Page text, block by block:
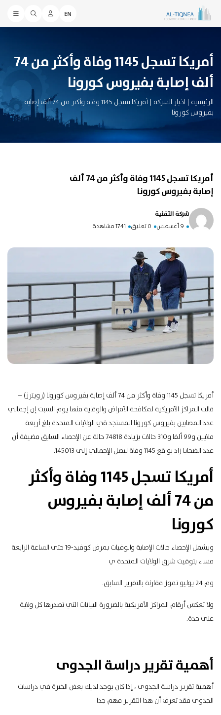
EN
أمريكا تسجل 1145 وفاة وأكثر من 74
ألف إصابة بفيروس كورونا
الرئيسية | اخبار الشركة |
أمريكا تسجل 1145 وفاة وأكثر من 74 ألف إصابة
بفيروس كورونا
أمريكا تسجل 1145 وفاة وأكثر من 74 ألف
إصابة بفيروس كورونا
شركة التقنية
9 أغسطس 0 تعليق 1741 مشاهدة
أمريكا تسجل 1145 وفاة وأكثر من 74 ألف إصابة بفيروس كورونا (رويترز) –
قالت المراكز الأمريكية لمكافحة الأمراض والوقاية منها يوم السبت إن إجمالي
عدد المصابين بفيروس كورونا المستجد في الولايات المتحدة بلغ أربعة
ملايين و99 ألفا و310 حالات بزيادة 74818 حالة عن الإحصاء السابق مضيفة أن
عدد الضحايا زاد بواقع 1145 وفاة ليصل الإجمالي إلى 145013.
أمريكا تسجل 1145 وفاة وأكثر
من 74 ألف إصابة بفيروس
كورونا
ويشمل الإحصاء حالات الإصابة والوفيات بمرض كوفيد-19 حتى الساعة الرابعة
مساء بتوقيت شرق الولايات المتحدة ي
وم 24 يوليو تموز مقارنة بالتقرير السابق.
ولا تعكس أرقام المراكز الأمريكية بالضرورة البيانات التي تصدرها كل ولاية
على حدة.
أهمية تقرير دراسة الجدوى
أهمية تقرير دراسة الجدوى ، إذا كان يوجد لديك بعض الخبرة في دراسات
الجدوى فقد تعرف أن هذا التقرير مهم جدا